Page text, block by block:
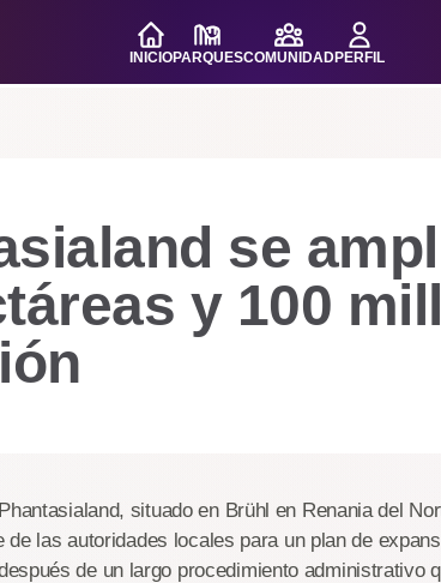
INICIOPARQUESCOMUNIDADPERFIL
se
y 100
situado en Brühl en Renania del
de las autoridades locales para un plan de
de un largo procedimiento administrativo